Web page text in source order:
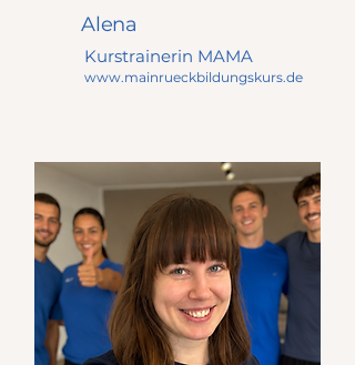
Alena
Kurstrainerin MAMA
www.mainrueckbildungskurs.de